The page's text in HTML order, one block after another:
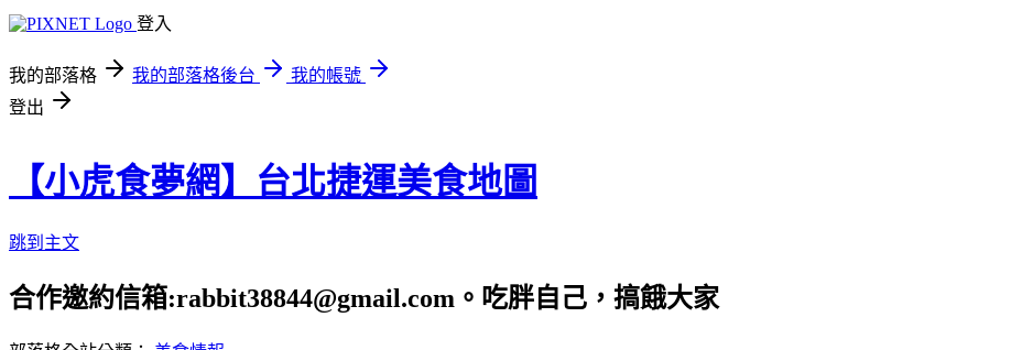
登入
我的部落格 我的部落格後台
我的帳號
登出
【小虎食夢網】台北捷運美食地圖
跳到主文
合作邀約信箱:rabbit38844@gmail.com。吃胖自己，搞餓大家